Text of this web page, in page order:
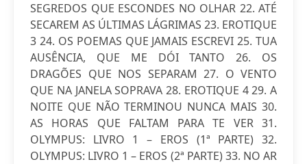
SEGREDOS QUE ESCONDES NO OLHAR 22. ATÉ
SECAREM AS ÚLTIMAS LÁGRIMAS 23. EROTIQUE
3 24. OS POEMAS QUE JAMAIS ESCREVI 25. TUA
AUSÊNCIA, QUE ME DÓI TANTO 26. OS
DRAGÕES QUE NOS SEPARAM 27. O VENTO
QUE NA JANELA SOPRAVA 28. EROTIQUE 4 29. A
NOITE QUE NÃO TERMINOU NUNCA MAIS 30.
AS HORAS QUE FALTAM PARA TE VER 31.
OLYMPUS: LIVRO 1 – EROS (1ª PARTE) 32.
OLYMPUS: LIVRO 1 – EROS (2ª PARTE) 33. NO AR